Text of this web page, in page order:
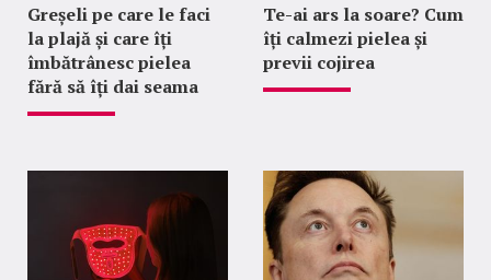
Greșeli pe care le faci
la plajă și care îți
îmbătrânesc pielea
fără să îți dai seama
Te-ai ars la soare? Cum
îți calmezi pielea și
previi cojirea